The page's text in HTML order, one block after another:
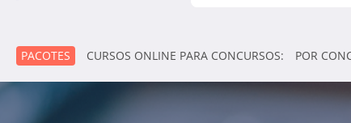
PACOTES CURSOS ONLINE PARA CONCURSOS: POR